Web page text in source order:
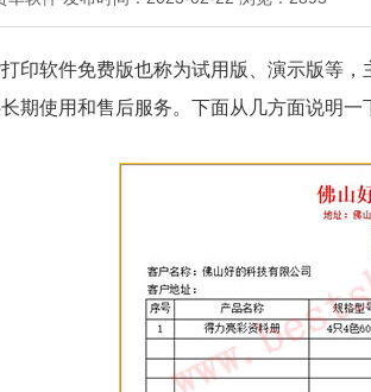
印软件免费版也称为试用版、演示版等
期使用和售后服务。下面从几方面说明一